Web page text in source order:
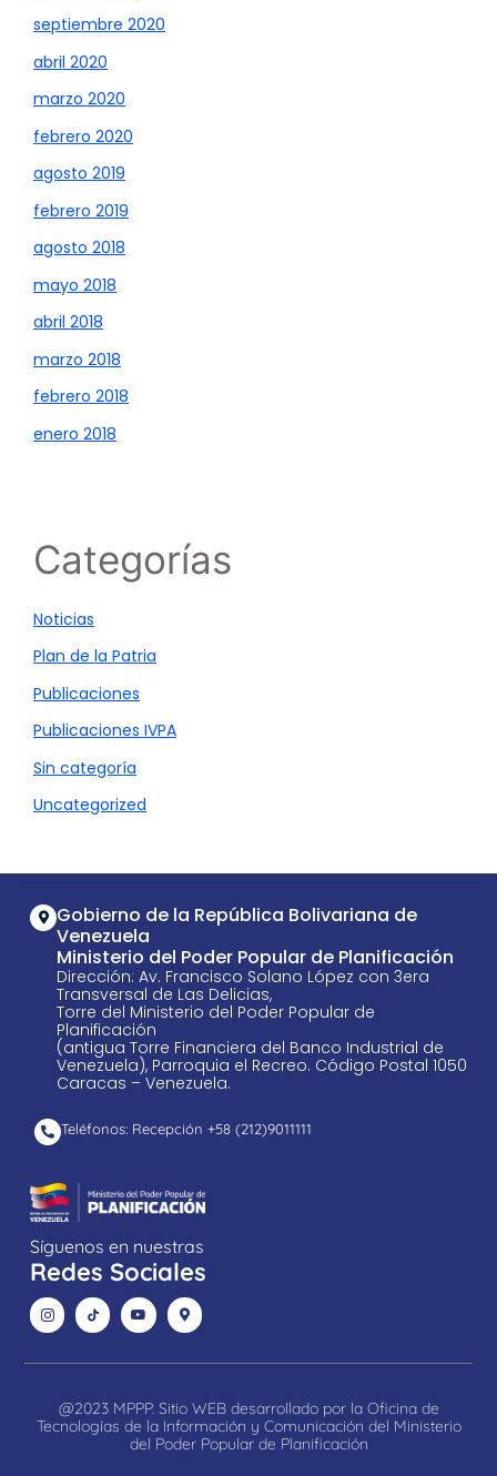
septiembre 2020
abril 2020
marzo 2020
febrero 2020
agosto 2019
febrero 2019
agosto 2018
mayo 2018
abril 2018
marzo 2018
febrero 2018
enero 2018
Categorías
Noticias
Plan de la Patria
Publicaciones
Publicaciones IVPA
Sin categoría
Uncategorized
Gobierno de la República Bolivariana de
Venezuela
Ministerio del Poder Popular de Planificación
Dirección: Av. Francisco Solano López con 3era
Transversal de Las Delicias,
Torre del Ministerio del Poder Popular de
Planificación
(antigua Torre Financiera del Banco Industrial de
Venezuela), Parroquia el Recreo. Código Postal 1050
Caracas – Venezuela.
Teléfonos: Recepción +58 ​(212)9011111
Síguenos en nuestras
Redes Sociales
@2023 MPPP. Sitio WEB desarrollado por la Oficina de
Tecnologías de la Información y Comunicación del Ministerio
del Poder Popular de Planificación